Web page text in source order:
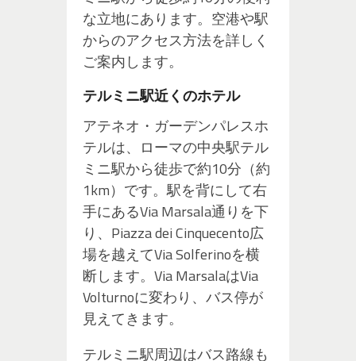
な立地にあります。空港や駅
からのアクセス方法を詳しく
ご案内します。
テルミニ駅近くのホテル
アテネオ・ガーデンパレスホ
テルは、ローマの中央駅テル
ミニ駅から徒歩で約10分（約
1km）です。駅を背にして右
手にあるVia Marsala通りを下
り、Piazza dei Cinquecento広
場を越えてVia Solferinoを横
断します。Via MarsalaはVia
Volturnoに変わり、バス停が
見えてきます。
テルミニ駅周辺はバス路線も